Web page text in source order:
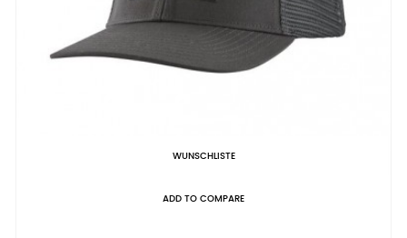
WUNSCHLISTE
ADD TO COMPARE